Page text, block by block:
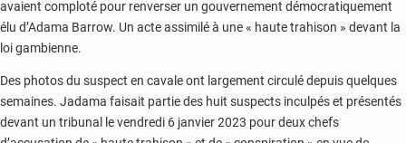
avaient comploté pour renverser un gouvernement démocratiquement
élu d’Adama Barrow. Un acte assimilé à une « haute trahison » devant la
loi gambienne.
Des photos du suspect en cavale ont largement circulé depuis quelques
semaines. Jadama faisait partie des huit suspects inculpés et présentés
devant un tribunal le vendredi 6 janvier 2023 pour deux chefs